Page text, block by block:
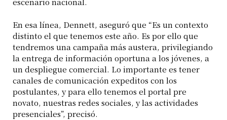
En esa línea, Dennett, aseguró que “Es un contexto
distinto el que tenemos este año. Es por ello que
tendremos una campaña más austera, privilegiando
la entrega de información oportuna a los jóvenes, a
un despliegue comercial. Lo importante es tener
canales de comunicación expeditos con los
postulantes, y para ello tenemos el portal pre
novato, nuestras redes sociales, y las actividades
presenciales”, precisó.